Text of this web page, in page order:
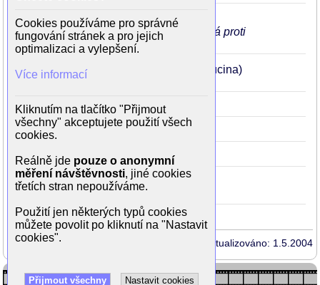
Papilio1986 Hot 32
(Anna)
ukáže se pěkně naplno, i když zabraná proti
oknu
Této noci v tomto vlaku (Lucina)
Rovnováha1983 29
Komtesa Mary 1983
Hedvika1979 25 (Hedvika)
Poslední koncert1979
(Evženie Clam-Martinic)
Aktualizováno: 1.5.2004
Cookies používáme pro správné
fungování stránek a pro jejich
optimalizaci a vylepšení.
Více informací
Kliknutím na tlačítko "Přijmout
všechny" akceptujete použití všech
cookies.
Reálně jde pouze o anonymní
měření návštěvnosti, jiné cookies
třetích stran nepoužíváme.
Použití jen některých typů cookies
můžete povolit po kliknutí na "Nastavit
cookies".
Přijmout všechny Nastavit cookies